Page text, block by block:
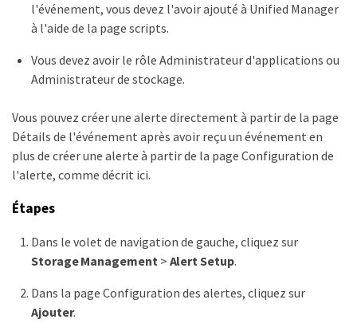
l'événement, vous devez l'avoir ajouté à Unified Manager
à l'aide de la page scripts.
Vous devez avoir le rôle Administrateur d'applications ou
Administrateur de stockage.
Vous pouvez créer une alerte directement à partir de la page
Détails de l'événement après avoir reçu un événement en
plus de créer une alerte à partir de la page Configuration de
l'alerte, comme décrit ici.
Étapes
Dans le volet de navigation de gauche, cliquez sur
Storage Management> Alert Setup.
Dans la page Configuration des alertes, cliquez sur
Ajouter.